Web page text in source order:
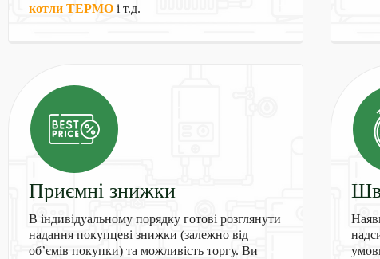
котли ТЕРМОі т.д.
Приємні знижки
В індивідуальному порядку готові розглянути
надання покупцеві знижки (залежно від
об’ємів покупки) та можливість торгу. Ви